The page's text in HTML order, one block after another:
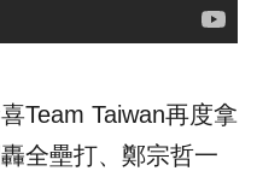
Team Taiwan再度拿
全壘打、鄭宗哲一